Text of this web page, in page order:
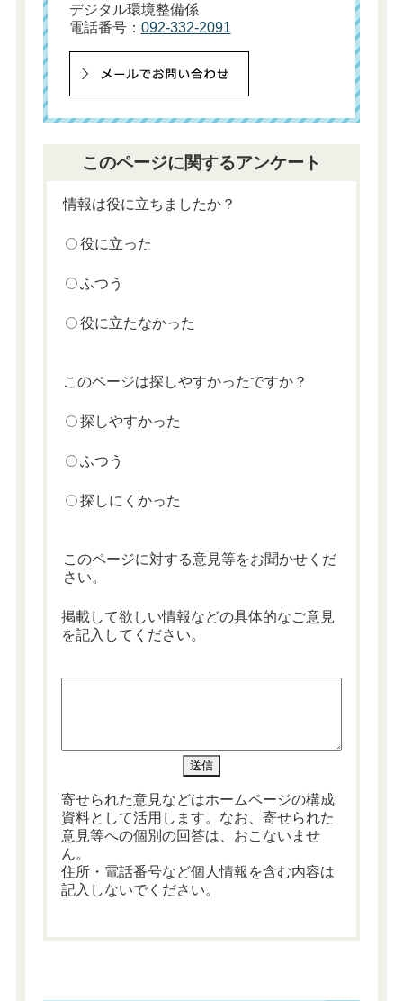
デジタル環境整備係
電話番号： 092-332-2091
このページに関するアンケート
情報は役に立ちましたか？
役に立った
ふつう
役に立たなかった
このページは探しやすかったですか？
探しやすかった
ふつう
探しにくかった
このページに対する意見等をお聞かせくだ
さい。
掲載して欲しい情報などの具体的なご意見
を記入してください。
寄せられた意見などはホームページの構成
資料として活用します。なお、寄せられた
意見等への個別の回答は、おこないませ
ん。
住所・電話番号など個人情報を含む内容は
記入しないでください。